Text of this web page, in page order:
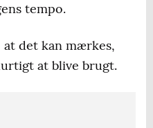
tempo.
det kan mærkes,
at blive brugt.